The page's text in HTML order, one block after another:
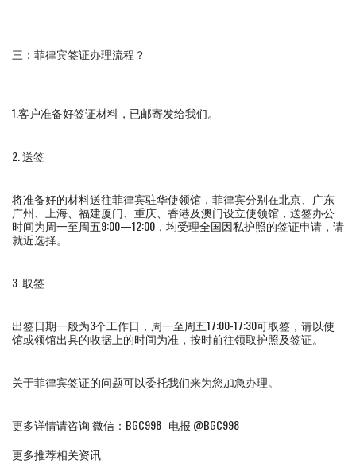
三：菲律宾签证办理流程？
1.客户准备好签证材料，已邮寄发给我们。
2. 送签
将准备好的材料送往菲律宾驻华使领馆，菲律宾分别在北京、广东
广州、上海、福建厦门、重庆、香港及澳门设立使领馆，送签办公
时间为周一至周五9:00—12:00，均受理全国因私护照的签证申请，请
就近选择。
3. 取签
出签日期一般为3个工作日，周一至周五17:00-17:30可取签，请以使
馆或领馆出具的收据上的时间为准，按时前往领取护照及签证。
关于菲律宾签证的问题可以委托我们来为您加急办理。
更多详情请咨询 微信：BGC998 电报 @BGC998
更多推荐相关资讯